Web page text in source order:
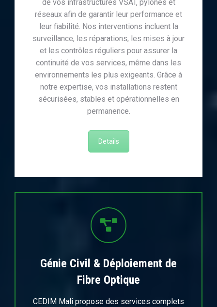
de vos infrastructures VSAT, pylônes et
réseaux afin de garantir leur performance et
leur fiabilité. Nos interventions incluent la
surveillance, les réparations, les mises à jour
et les contrôles réguliers pour assurer la
continuité de vos services, même dans les
environnements les plus exigeants. Grâce à
notre expertise, vos installations restent
sécurisées, stables et opérationnelles en
permanence.
Details
Génie Civil & Déploiement de
Fibre Optique
CEDIM Mali propose des services complets